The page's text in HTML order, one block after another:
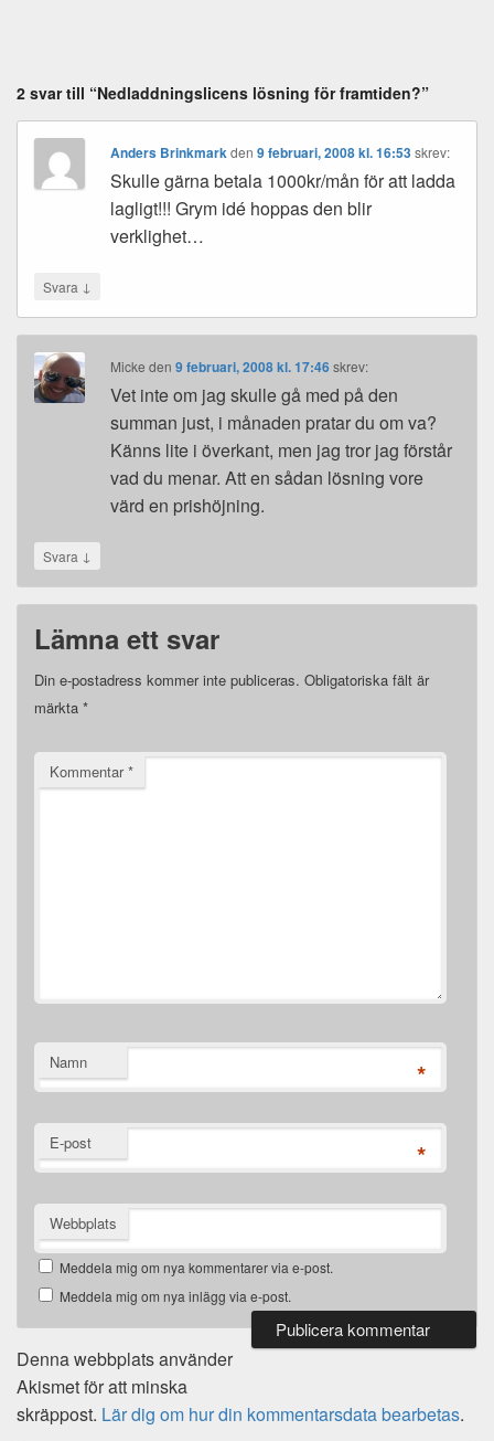
2 svar till “Nedladdningslicens lösning för framtiden?”
Anders Brinkmarkden9 februari, 2008 kl. 16:53 skrev:
Skulle gärna betala 1000kr/mån för att ladda
lagligt!!! Grym idé hoppas den blir
verklighet…
Svara ↓
Micke den9 februari, 2008 kl. 17:46 skrev:
Vet inte om jag skulle gå med på den
summan just, i månaden pratar du om va?
Känns lite i överkant, men jag tror jag förstår
vad du menar. Att en sådan lösning vore
värd en prishöjning.
Svara ↓
Lämna ett svar
Din e-postadress kommer inte publiceras. Obligatoriska fält är
märkta *
Kommentar*
Namn *
E-post *
Webbplats
Meddela mig om nya kommentarer via e-post.
Meddela mig om nya inlägg via e-post.
Denna webbplats använder
Akismet för att minska
skräppost. Lär dig om hur din kommentarsdata bearbetas.